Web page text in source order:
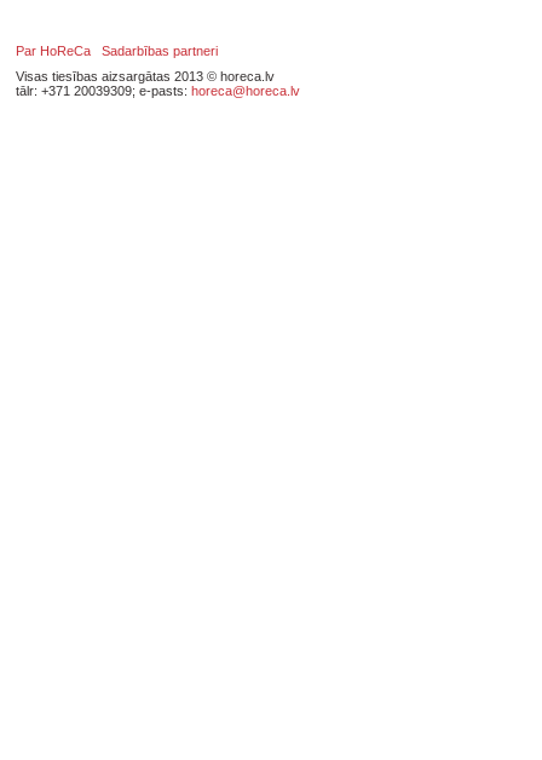
Par HoReCa
Sadarbības partneri
Visas tiesības aizsargātas 2013 © horeca.lv
tālr: +371 20039309; e-pasts: horeca@horeca.lv